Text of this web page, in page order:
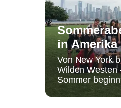
in Amerika
Von New York
Wilden Westen
Sommer